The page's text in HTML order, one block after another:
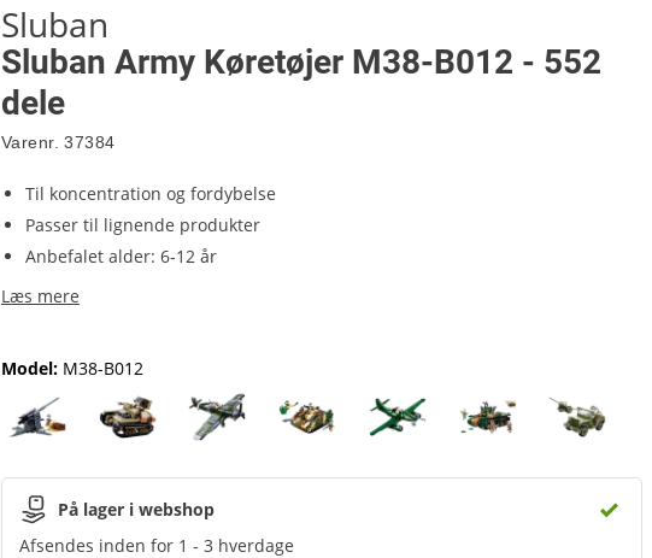
Sluban
Sluban Army Køretøjer M38-B012 - 552
dele
Varenr. 37384
Til koncentration og fordybelse
Passer til lignende produkter
Anbefalet alder: 6-12 år
Læs mere
Model: M38-B012
På lager i webshop
Afsendes inden for 1 - 3 hverdage